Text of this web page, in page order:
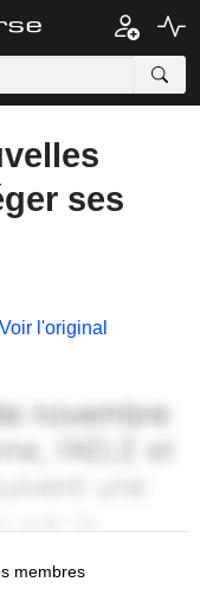
ses
Voir l'original
membres